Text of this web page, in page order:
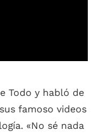
Todo y habló de
famoso videos
«No sé nada